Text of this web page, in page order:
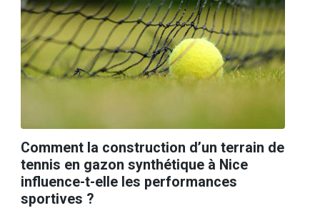
Comment la construction d’un terrain de
tennis en gazon synthétique à Nice
influence-t-elle les performances
sportives ?